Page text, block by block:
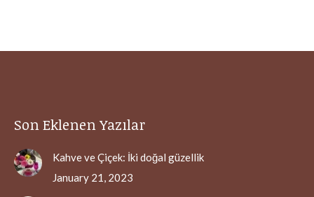
Son Eklenen Yazılar
Kahve ve Çiçek: İki doğal güzellik
January 21, 2023